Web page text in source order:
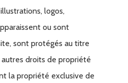
logos,
ou sont
sont protégés au titre
autres droits de propriété
la propriété exclusive de